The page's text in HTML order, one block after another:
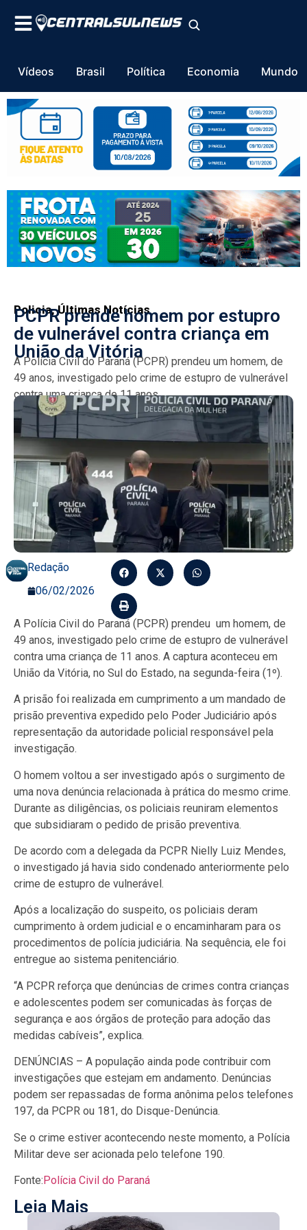
Vídeos Brasil Política Economia Mundo
Policia,Últimas Notícias
PCPR prende homem por estupro
de vulnerável contra criança em
União da Vitória
A Polícia Civil do Paraná (PCPR) prendeu um homem, de
49 anos, investigado pelo crime de estupro de vulnerável
contra uma criança de 11 anos....
Redação
06/02/2026
A Polícia Civil do Paraná (PCPR) prendeu um homem, de
49 anos, investigado pelo crime de estupro de vulnerável
contra uma criança de 11 anos. A captura aconteceu em
União da Vitória, no Sul do Estado, na segunda-feira (1º).
A prisão foi realizada em cumprimento a um mandado de
prisão preventiva expedido pelo Poder Judiciário após
representação da autoridade policial responsável pela
investigação.
O homem voltou a ser investigado após o surgimento de
uma nova denúncia relacionada à prática do mesmo crime.
Durante as diligências, os policiais reuniram elementos
que subsidiaram o pedido de prisão preventiva.
De acordo com a delegada da PCPR Nielly Luiz Mendes,
o investigado já havia sido condenado anteriormente pelo
crime de estupro de vulnerável.
Após a localização do suspeito, os policiais deram
cumprimento à ordem judicial e o encaminharam para os
procedimentos de polícia judiciária. Na sequência, ele foi
entregue ao sistema penitenciário.
“A PCPR reforça que denúncias de crimes contra crianças
e adolescentes podem ser comunicadas às forças de
segurança e aos órgãos de proteção para adoção das
medidas cabíveis”, explica.
DENÚNCIAS – A população ainda pode contribuir com
investigações que estejam em andamento. Denúncias
podem ser repassadas de forma anônima pelos telefones
197, da PCPR ou 181, do Disque-Denúncia.
Se o crime estiver acontecendo neste momento, a Polícia
Militar deve ser acionada pelo telefone 190.
Fonte:Polícia Civil do Paraná
Leia Mais